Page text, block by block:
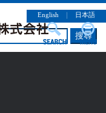
English ｜ 日本語
搜尋